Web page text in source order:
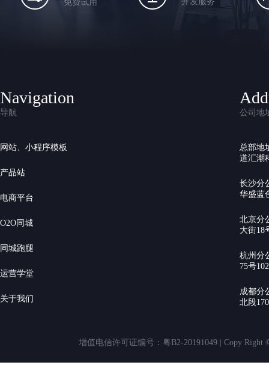
免费试用
Navigation
导航
网站、小程序模板
产品站
电商平台
O2O同城
同城跑腿
运营学堂
关于我们
公司地
总部地
道汇潮
长沙分
华盛蓝
北京分
大街18
杭州分
75号
成都分
北段
增值电信许可证编号：粤B2-20191049 | Copy